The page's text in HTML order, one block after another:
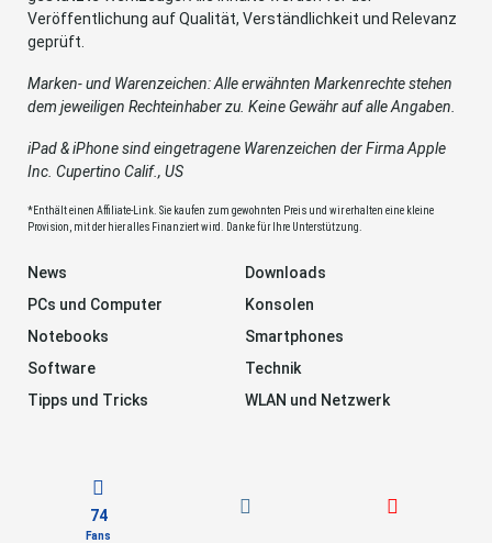
Veröffentlichung auf Qualität, Verständlichkeit und Relevanz
geprüft.
Marken- und Warenzeichen: Alle erwähnten Markenrechte stehen
dem jeweiligen Rechteinhaber zu. Keine Gewähr auf alle Angaben.
iPad & iPhone sind eingetragene Warenzeichen der Firma Apple
Inc. Cupertino Calif., US
*Enthält einen Affiliate-Link. Sie kaufen zum gewohnten Preis und wir erhalten eine kleine
Provision, mit der hier alles Finanziert wird. Danke für Ihre Unterstützung.
News
Downloads
PCs und Computer
Konsolen
Notebooks
Smartphones
Software
Technik
Tipps und Tricks
WLAN und Netzwerk
74
Fans